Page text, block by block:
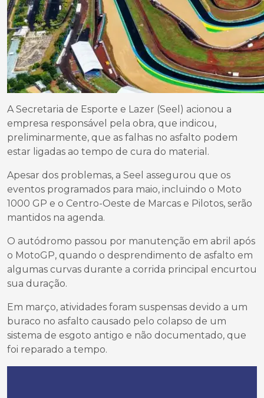
A Secretaria de Esporte e Lazer (Seel) acionou a
empresa responsável pela obra, que indicou,
preliminarmente, que as falhas no asfalto podem
estar ligadas ao tempo de cura do material.
Apesar dos problemas, a Seel assegurou que os
eventos programados para maio, incluindo o Moto
1000 GP e o Centro-Oeste de Marcas e Pilotos, serão
mantidos na agenda.
O autódromo passou por manutenção em abril após
o MotoGP, quando o desprendimento de asfalto em
algumas curvas durante a corrida principal encurtou
sua duração.
Em março, atividades foram suspensas devido a um
buraco no asfalto causado pelo colapso de um
sistema de esgoto antigo e não documentado, que
foi reparado a tempo.